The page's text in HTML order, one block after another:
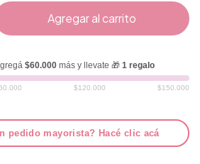
$60.000más y llevate 🎁 1 regalo
$120.000 $150.000
pedido mayorista? Hacé clic acá